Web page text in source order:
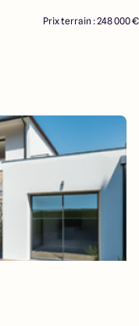
Prix terrain : 248 000 €